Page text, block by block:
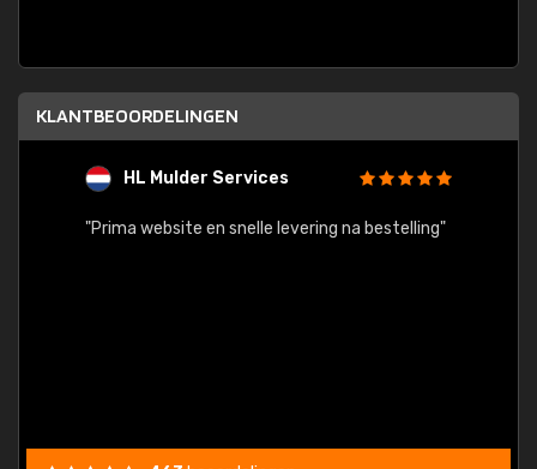
KLANTBEOORDELINGEN
HL Mulder Services
"Prima website en snelle levering na bestelling"